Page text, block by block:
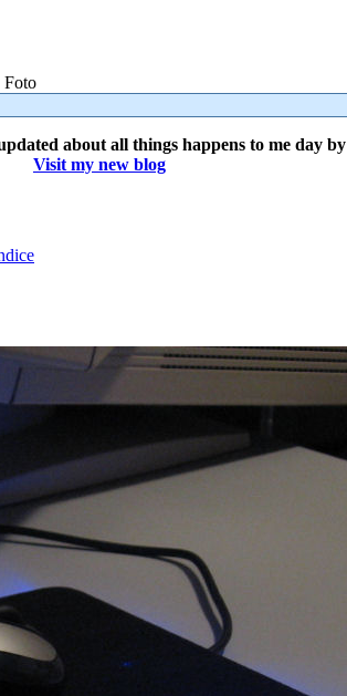
Foto
about all things happens to me day
Visit my new blog